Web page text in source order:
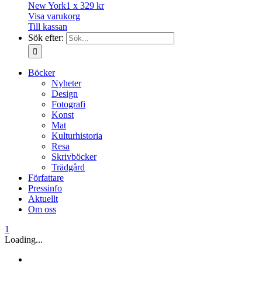
New York1 x 329 kr
Visa varukorg
Till kassan
Sök efter:
Böcker
Nyheter
Design
Fotografi
Konst
Mat
Kulturhistoria
Resa
Skrivböcker
Trädgård
Författare
Pressinfo
Aktuellt
Om oss
1
Loading...